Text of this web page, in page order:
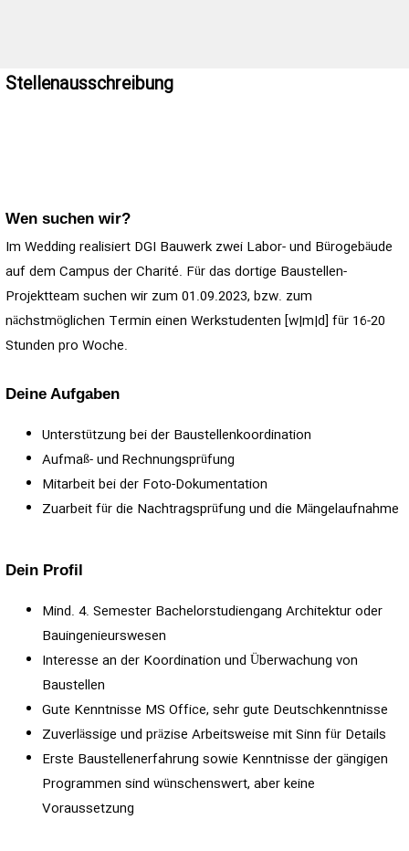
Stellenausschreibung
Wen suchen wir?
Im Wedding realisiert DGI Bauwerk zwei Labor- und Bürogebäude
auf dem Campus der Charité. Für das dortige Baustellen-
Projektteam suchen wir zum 01.09.2023, bzw. zum
nächstmöglichen Termin einen Werkstudenten [w|m|d] für 16-20
Stunden pro Woche.
Deine Aufgaben
Unterstützung bei der Baustellenkoordination
Aufmaß- und Rechnungsprüfung
Mitarbeit bei der Foto-Dokumentation
Zuarbeit für die Nachtragsprüfung und die Mängelaufnahme
Dein Profil
Mind. 4. Semester Bachelorstudiengang Architektur oder
Bauingenieurswesen
Interesse an der Koordination und Überwachung von
Baustellen
Gute Kenntnisse MS Office, sehr gute Deutschkenntnisse
Zuverlässige und präzise Arbeitsweise mit Sinn für Details
Erste Baustellenerfahrung sowie Kenntnisse der gängigen
Programmen sind wünschenswert, aber keine
Voraussetzung